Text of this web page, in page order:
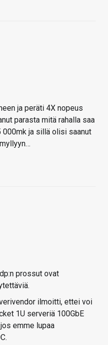
ja peräti 4X nopeus
parasta mitä rahalla saa
ja sillä olisi saanut
prossut ovat
ilmoitti, ettei voi
1U serveriä 100GbE
emme lupaa